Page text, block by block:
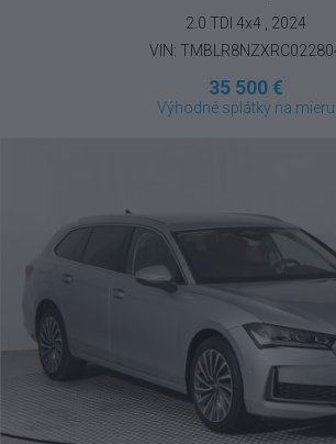
2.0 TDI 4x4 , 2024
VIN:
35 500 €
Výhodné splátky na mieru